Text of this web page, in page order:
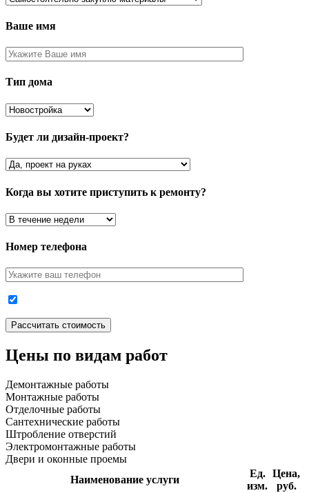
Ваше имя
Тип дома
Будет ли дизайн-проект?
Когда вы хотите приступить к ремонту?
Номер телефона
Цены по видам работ
Демонтажные работы
Монтажные работы
Отделочные работы
Сантехнические работы
Штробление отверстий
Электромонтажные работы
Двери и оконные проемы
Наименование услуги
Ед.
изм.
Цена,
руб.